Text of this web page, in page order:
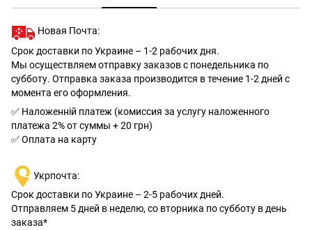
Новая Почта:
Срок доставки по Украине – 1-2 рабочих дня.
Мы осуществляем отправку заказов с понедельника по
субботу. Отправка заказа производится в течение 1-2 дней с
момента его оформления.
✅ Наложенній платеж (комиссия за услугу наложенного
платежа 2% от суммы + 20 грн)
✅ Оплата на карту
Укрпочта:
Срок доставки по Украине – 2-5 рабочих дней.
Отправляем 5 дней в неделю, со вторника по субботу в день
заказа*